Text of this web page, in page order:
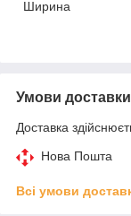
Ширина
Умови доставки
Доставка
Нова Пошта
Всі умови